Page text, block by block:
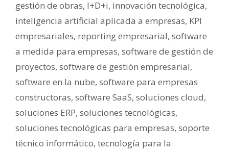
gestión de obras, I+D+i, innovación tecnológica,
inteligencia artificial aplicada a empresas, KPI
empresariales, reporting empresarial, software
a medida para empresas, software de gestión de
proyectos, software de gestión empresarial,
software en la nube, software para empresas
constructoras, software SaaS, soluciones cloud,
soluciones ERP, soluciones tecnológicas,
soluciones tecnológicas para empresas, soporte
técnico informático, tecnología para la